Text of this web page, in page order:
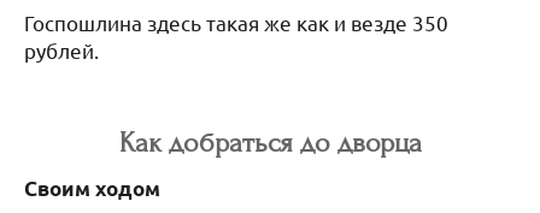
Госпошлина здесь такая же как и везде 350
рублей.
Как добраться до дворца
Своим ходом